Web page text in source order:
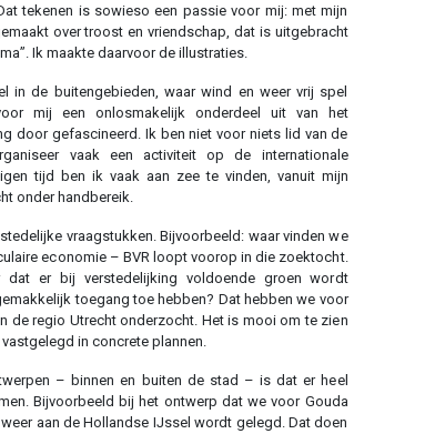
tekenen is sowieso een passie voor mij: met mijn
over troost en vriendschap, dat is uitgebracht
Ik maakte daarvoor de illustraties.
in de buitengebieden, waar wind en weer vrij spel
mij een onlosmakelijk onderdeel uit van het
door gefascineerd. Ik ben niet voor niets lid van de
vaak een activiteit op de internationale
tijd ben ik vaak aan zee te vinden, vanuit mijn
onder handbereik.
vraagstukken. Bijvoorbeeld: waar vinden we
economie – BVR loopt voorop in die zoektocht.
er bij verstedelijking voldoende groen wordt
toegang toe hebben? Dat hebben we voor
de regio Utrecht onderzocht. Het is mooi om te zien
in concrete plannen.
– binnen en buiten de stad – is dat er heel
Bijvoorbeeld bij het ontwerp dat we voor Gouda
aan de Hollandse IJssel wordt gelegd. Dat doen